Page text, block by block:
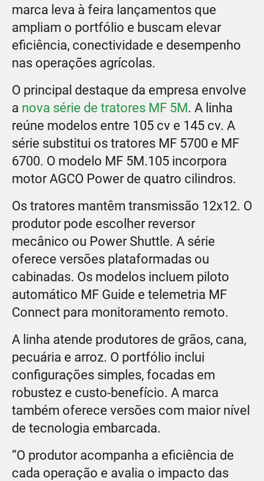
marca leva à feira lançamentos que
ampliam o portfólio e buscam elevar
eficiência, conectividade e desempenho
nas operações agrícolas.
O principal destaque da empresa envolve
a nova série de tratores MF 5M. A linha
reúne modelos entre 105 cv e 145 cv. A
série substitui os tratores MF 5700 e MF
6700. O modelo MF 5M.105 incorpora
motor AGCO Power de quatro cilindros.
Os tratores mantêm transmissão 12x12. O
produtor pode escolher reversor
mecânico ou Power Shuttle. A série
oferece versões plataformadas ou
cabinadas. Os modelos incluem piloto
automático MF Guide e telemetria MF
Connect para monitoramento remoto.
A linha atende produtores de grãos, cana,
pecuária e arroz. O portfólio inclui
configurações simples, focadas em
robustez e custo-benefício. A marca
também oferece versões com maior nível
de tecnologia embarcada.
“O produtor acompanha a eficiência de
cada operação e avalia o impacto das